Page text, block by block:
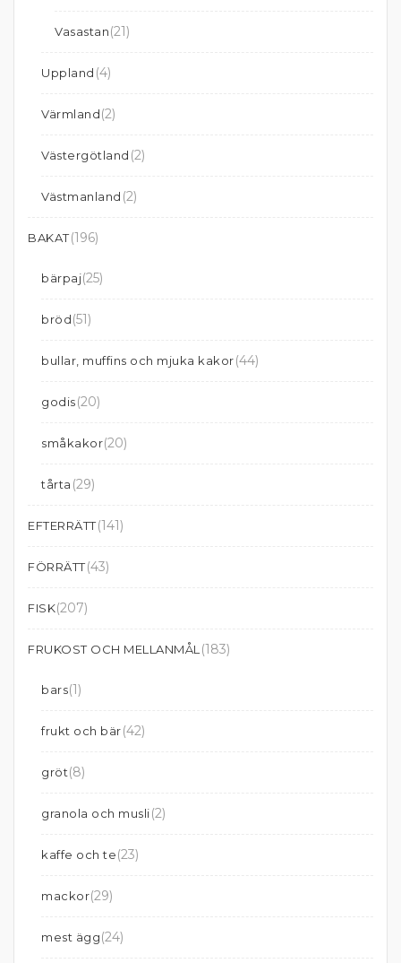
Vasastan(21)
Uppland (4)
Värmland(2)
Västergötland (2)
Västmanland (2)
BAKAT(196)
bärpaj(25)
bröd(51)
bullar, muffins och mjuka kakor(44)
godis(20)
småkakor(20)
tårta (29)
EFTERRÄTT(141)
FÖRRÄTT(43)
FISK(207)
FRUKOST OCH MELLANMÅL (183)
bars(1)
frukt och bär(42)
gröt(8)
granola och musli(2)
kaffe och te(23)
mackor(29)
mest ägg(24)